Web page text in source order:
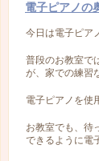
電子ピアノの
今日は電子ピア
普段のお教室で
が、家での練習
電子ピアノを使
お教室でも、待
できるように電